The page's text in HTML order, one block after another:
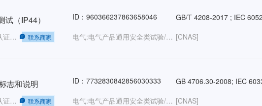
试（IP44）
浙江科泰检测认证有限公司 联系商家
ID：960366237863658046
电气:电气产品通用安全类试验/照明电器/电动工具/低压电器;日用消费品; [CNAS]
志和说明
浙江科泰检测认证有限公司 联系商家
ID：7732830842856030333
电气:电气产品通用安全类试验/照明电器/低压电器;日用消费品; [CNAS]